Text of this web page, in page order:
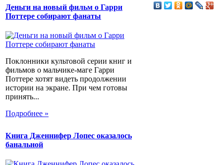
Деньги на новый фильм о Гарри
Поттере собирают фанаты
Поклонники культовой серии книг и
фильмов о мальчике-маге Гарри
Поттере хотят видеть продолжении
истории на экране. При чем готовы
принять...
Подробнее »
Книга Дженнифер Лопес оказалось
банальной